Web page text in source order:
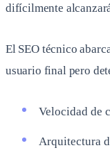
difícilmente
El SEO técnico
usuario final pero
Velocidad de
Arquitectura